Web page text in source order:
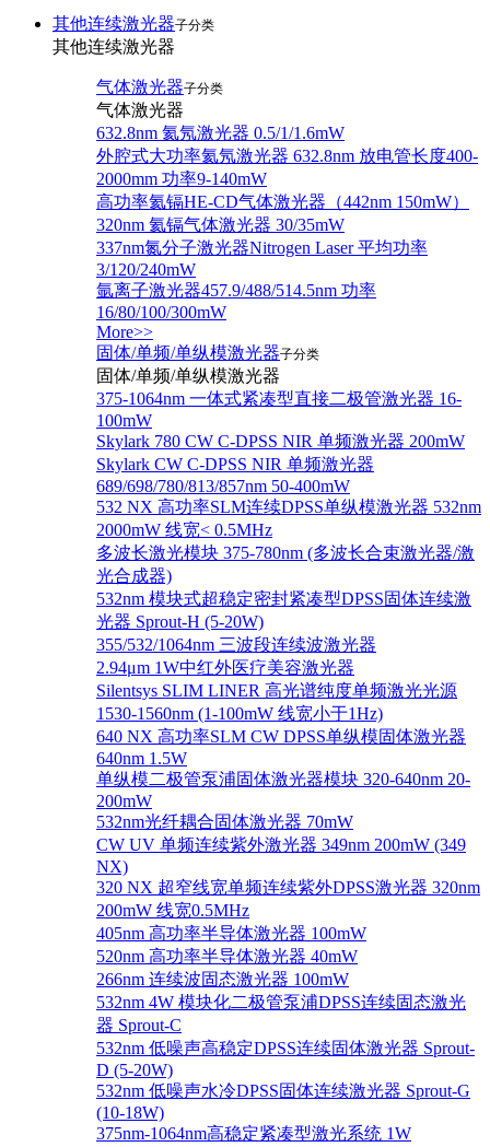
其他连续激光器子分类
其他连续激光器
气体激光器子分类
气体激光器
632.8nm 氦氖激光器 0.5/1/1.6mW
外腔式大功率氦氖激光器 632.8nm 放电管长度400-
2000mm 功率9-140mW
高功率氦镉HE-CD气体激光器（442nm 150mW）
320nm 氦镉气体激光器 30/35mW
337nm氮分子激光器Nitrogen Laser 平均功率
3/120/240mW
氩离子激光器457.9/488/514.5nm 功率
16/80/100/300mW
More>>
固体/单频/单纵模激光器子分类
固体/单频/单纵模激光器
375-1064nm 一体式紧凑型直接二极管激光器 16-
100mW
Skylark 780 CW C-DPSS NIR 单频激光器 200mW
Skylark CW C-DPSS NIR 单频激光器
689/698/780/813/857nm 50-400mW
532 NX 高功率SLM连续DPSS单纵模激光器 532nm
2000mW 线宽< 0.5MHz
多波长激光模块 375-780nm (多波长合束激光器/激
光合成器)
532nm 模块式超稳定密封紧凑型DPSS固体连续激
光器 Sprout-H (5-20W)
355/532/1064nm 三波段连续波激光器
2.94μm 1W中红外医疗美容激光器
Silentsys SLIM LINER 高光谱纯度单频激光光源
1530-1560nm (1-100mW 线宽小于1Hz)
640 NX 高功率SLM CW DPSS单纵模固体激光器
640nm 1.5W
单纵模二极管泵浦固体激光器模块 320-640nm 20-
200mW
532nm光纤耦合固体激光器 70mW
CW UV 单频连续紫外激光器 349nm 200mW (349
NX)
320 NX 超窄线宽单频连续紫外DPSS激光器 320nm
200mW 线宽0.5MHz
405nm 高功率半导体激光器 100mW
520nm 高功率半导体激光器 40mW
266nm 连续波固态激光器 100mW
532nm 4W 模块化二极管泵浦DPSS连续固态激光
器 Sprout-C
532nm 低噪声高稳定DPSS连续固体激光器 Sprout-
D (5-20W)
532nm 低噪声水冷DPSS固体连续激光器 Sprout-G
(10-18W)
375nm-1064nm高稳定紧凑型激光系统 1W